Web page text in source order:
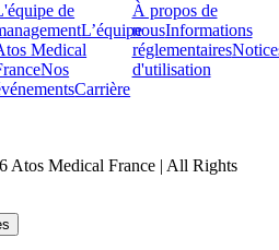
de
L’équipe
Medical
Nos
Carrière
À propos de
nousInformations
réglementaires
d'utilisation
Atos Medical France | All Rights